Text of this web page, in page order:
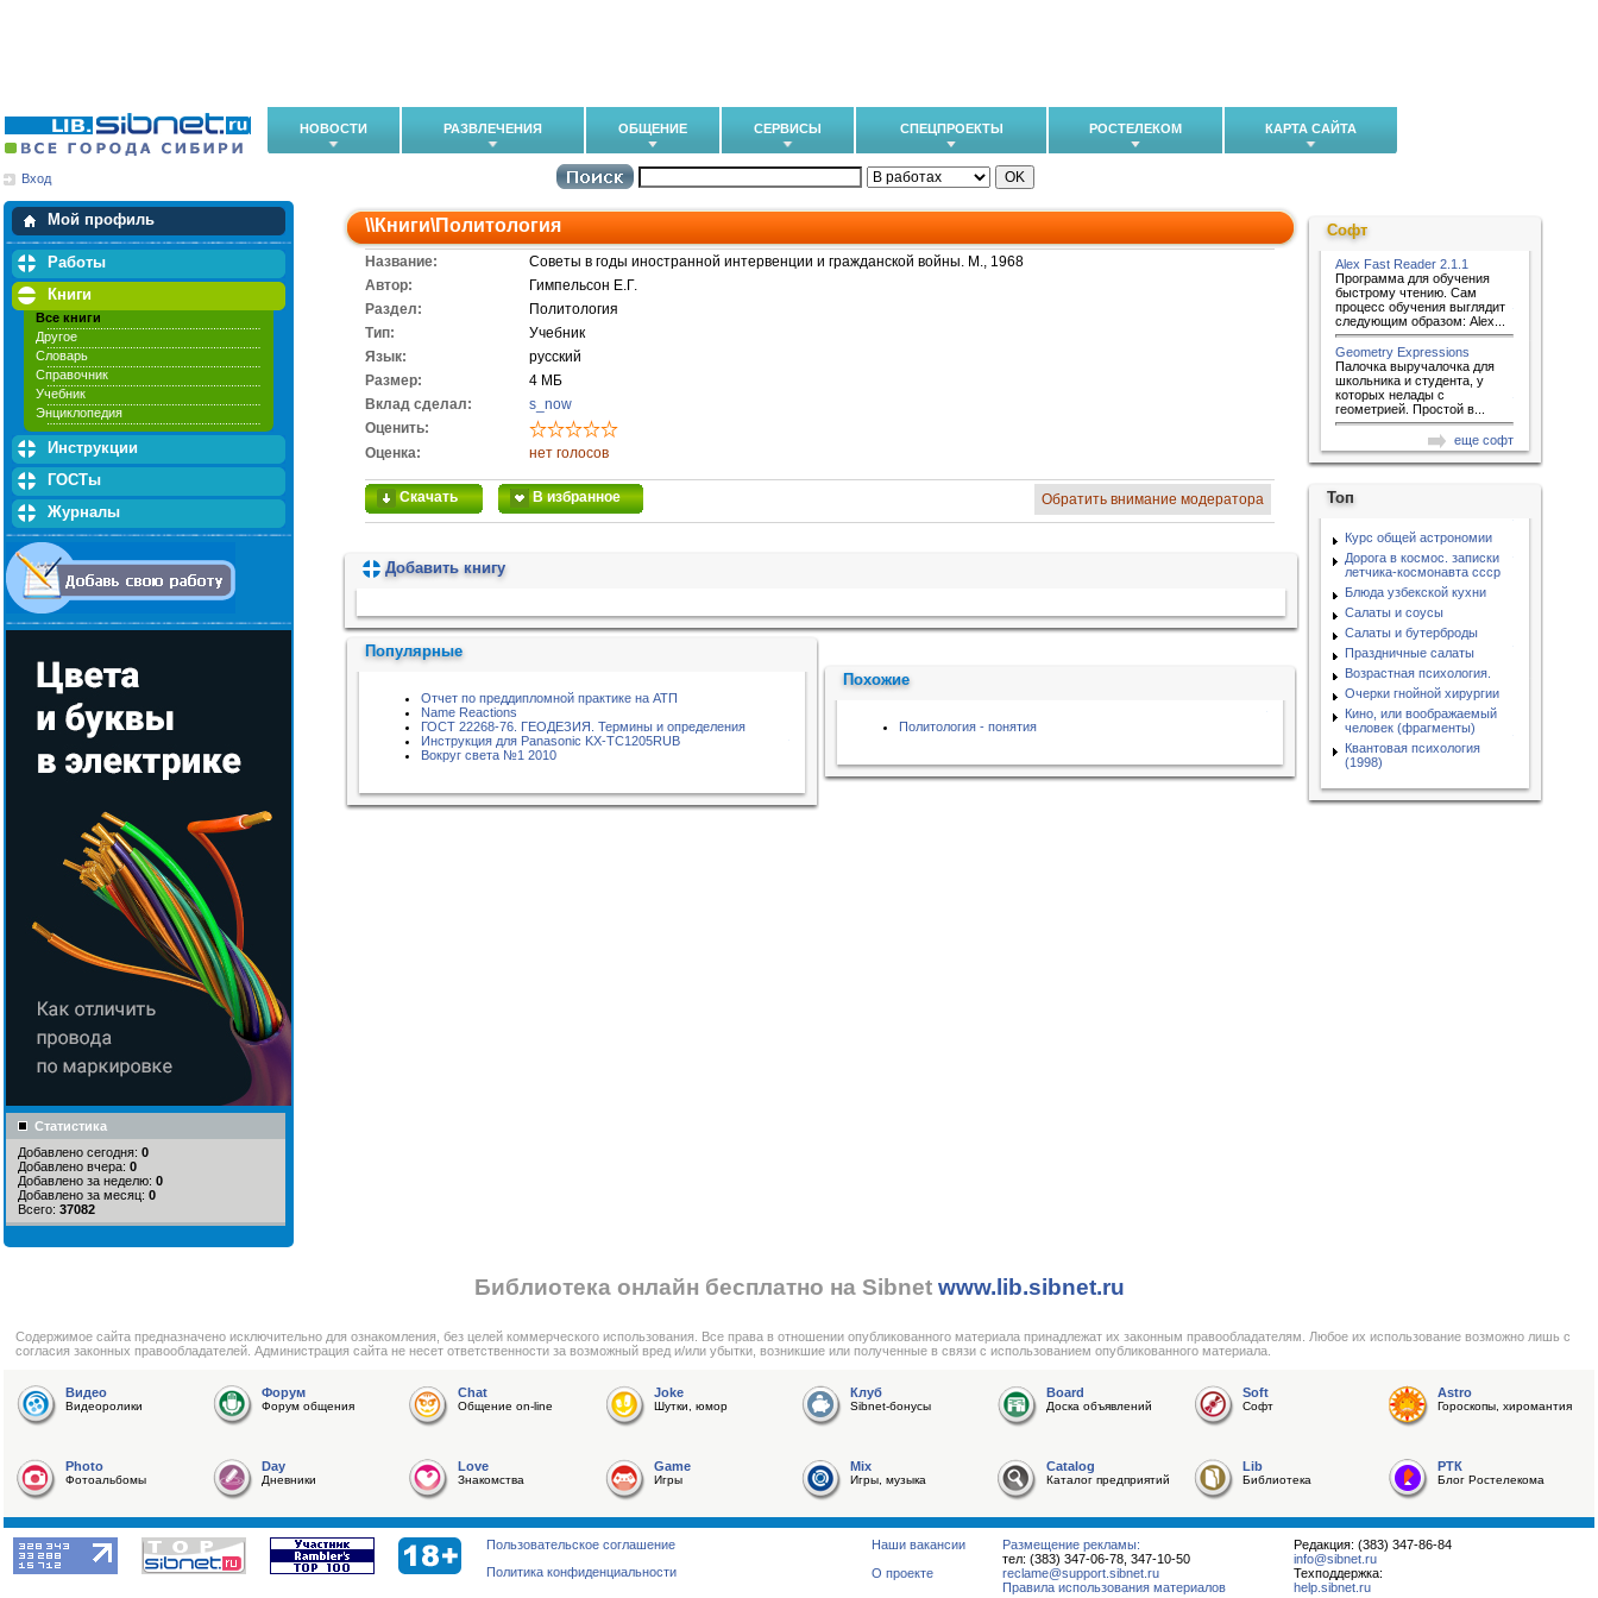
НОВОСТИ РАЗВЛЕЧЕНИЯ ОБЩЕНИЕ СЕРВИСЫ СПЕЦПРОЕКТЫ РОСТЕЛЕКОМ КАРТА САЙТА
Вход
Мой профиль
Мои закладки
Работы
Книги
Все книги
Другое
Словарь
Справочник
Учебник
Энциклопедия
Инструкции
ГОСТы
Журналы
Статистика
Добавлено сегодня: 0
Добавлено вчера: 0
Добавлено за неделю: 0
Добавлено за месяц: 0
Всего: 37082
\\Книги\Политология
Название:
Советы в годы иностранной интервенции и гражданской войны. М., 1968
Автор:
Гимпельсон Е.Г.
Раздел:
Политология
Тип:
Учебник
Язык:
русский
Размер:
4 МБ
Вклад сделал:
s_now
Оценить:
Оценка:
нет голосов
Скачать В избранное Обратить внимание модератора
Добавить книгу
Популярные
Отчет по преддипломной практике на АТП
Name Reactions
ГОСТ 22268-76. ГЕОДЕЗИЯ. Термины и определения
Инструкция для Panasonic KX-TC1205RUB
Вокруг света №1 2010
Похожие
Политология - понятия
Софт
Alex Fast Reader 2.1.1
Программа для обучения
быстрому чтению. Сам
процесс обучения выглядит
следующим образом: Alex...
Geometry Expressions
Палочка выручалочка для
школьника и студента, у
которых нелады с
геометрией. Простой в...
еще софт
Топ
Курс общей астрономии
Дорога в космос. записки
летчика-космонавта ссср
Блюда узбекской кухни
Салаты и соусы
Салаты и бутерброды
Праздничные салаты
Возрастная психология.
Очерки гнойной хирургии
Кино, или воображаемый
человек (фрагменты)
Квантовая психология
(1998)
Библиотека онлайн бесплатно на Sibnet www.lib.sibnet.ru
Cодержимое сайта предназначено исключительно для ознакомления, без целей коммерческого использования. Все права в отношении опубликованного материала принадлежат их законным правообладателям. Любое их использование возможно лишь с
согласия законных правообладателей. Администрация сайта не несет ответственности за возможный вред и/или убытки, возникшие или полученные в связи с использованием опубликованного материала.
Видео
Видеоролики
Форум
Форум общения
Chat
Общение on-line
Joke
Шутки, юмор
Клуб
Sibnet-бонусы
Board
Доска объявлений
Soft
Софт
Astro
Гороскопы, хиромантия
Photo
Фотоальбомы
Day
Дневники
Love
Знакомства
Game
Игры
Mix
Игры, музыка
Catalog
Каталог предприятий
Lib
Библиотека
РТК
Блог Ростелекома
Редакция: (383) 347-86-84
info@sibnet.ru
Техподдержка:
help.sibnet.ru
Размещение рекламы:
тел: (383) 347-06-78, 347-10-50
reclame@support.sibnet.ru
Правила использования материалов
Наши вакансии
О проекте
Пользовательское соглашение
Политика конфиденциальности